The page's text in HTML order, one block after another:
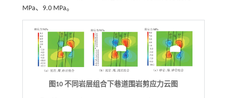
MPa、9.0 MPa。
图10 不同岩层组合下巷道围岩剪应力云图